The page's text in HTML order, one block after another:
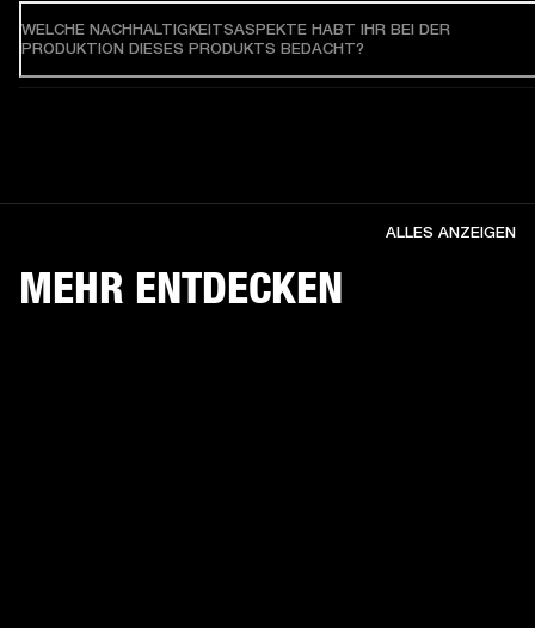
WELCHE NACHHALTIGKEITSASPEKTE HABT IHR BEI DER
PRODUKTION DIESES PRODUKTS BEDACHT?
MEHR ENTDECKEN
ALLES ANZEIGEN